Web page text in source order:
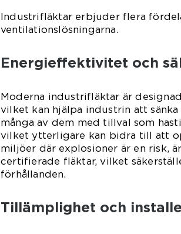
Industrifläktar erbjuder flera
ventilationslösningarna.
Energieffektivitet och
Moderna industrifläktar är
vilket kan hjälpa industrin att
många av dem med tillval som
vilket ytterligare kan bidra till att
miljöer där explosioner är en risk,
certifierade fläktar, vilket
förhållanden.
Tillämplighet och